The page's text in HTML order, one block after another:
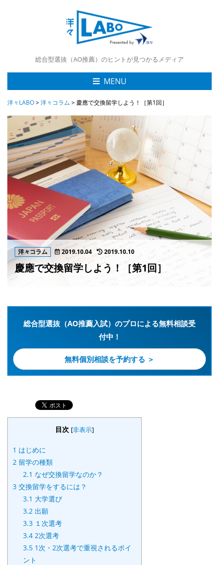
総合型選抜（AO推薦）のヒントが見つかるメディア
MENU
洋々LABO>洋々コラム > 慶應で交換留学しよう！［第1回］
洋々コラム 2019.10.04 2019.10.10
慶應で交換留学しよう！［第1回］
総合型選抜（AO推薦入試）のプロによる無料相談受
付中！
無料個別相談を予約する ＞
目次 [非表示]
1 はじめに
2 留学の種類
2.1 なぜ交換留学なのか？
3 交換留学をするには？
3.1 大学選び
3.2 出願
3.3 １次選考
3.4 2次選考
3.5 1次・2次選考で重視されるポイ
ント